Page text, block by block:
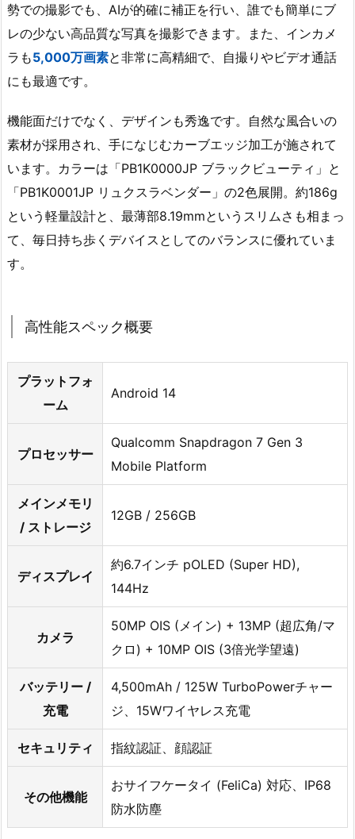
勢での撮影でも、AIが的確に補正を行い、誰でも簡単にブ
レの少ない高品質な写真を撮影できます。また、インカメ
ラも5,000万画素と非常に高精細で、自撮りやビデオ通話
にも最適です。
機能面だけでなく、デザインも秀逸です。自然な風合いの
素材が採用され、手になじむカーブエッジ加工が施されて
います。カラーは「PB1K0000JP ブラックビューティ」と
「PB1K0001JP リュクスラベンダー」の2色展開。約186g
という軽量設計と、最薄部8.19mmというスリムさも相まっ
て、毎日持ち歩くデバイスとしてのバランスに優れていま
す。
高性能スペック概要
プラットフォ
ーム
Android 14
プロセッサー
Qualcomm Snapdragon 7 Gen 3
Mobile Platform
メインメモリ
/ ストレージ
12GB / 256GB
ディスプレイ
約6.7インチ pOLED (Super HD),
144Hz
カメラ
50MP OIS (メイン) + 13MP (超広角/マ
クロ) + 10MP OIS (3倍光学望遠)
バッテリー /
充電
4,500mAh / 125W TurboPowerチャー
ジ、15Wワイヤレス充電
セキュリティ 指紋認証、顔認証
その他機能
おサイフケータイ (FeliCa) 対応、IP68
防水防塵